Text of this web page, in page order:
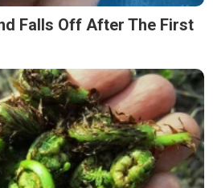
Falls Off After The First